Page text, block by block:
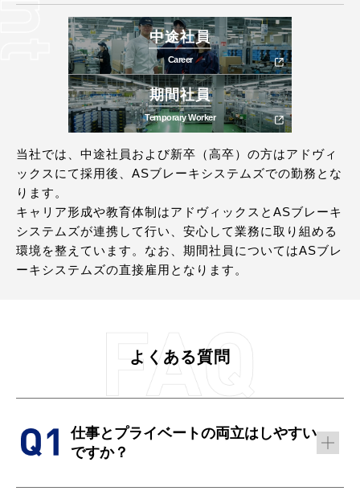
中途社員
Career
期間社員
Temporary Worker
当社では、中途社員および新卒（高卒）の方はアドヴィ
ックスにて採用後、ASブレーキシステムズでの勤務とな
ります。
キャリア形成や教育体制はアドヴィックスとASブレーキ
システムズが連携して行い、安心して業務に取り組める
環境を整えています。なお、期間社員についてはASブレ
ーキシステムズの直接雇用となります。
よくある質問
仕事とプライベートの両立はしやすい
ですか？